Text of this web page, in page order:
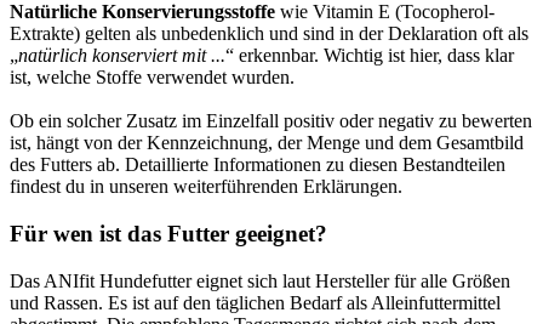
Natürliche Konservierungsstoffe wie Vitamin E (Tocopherol-
Extrakte) gelten als unbedenklich und sind in der Deklaration oft als
„natürlich konserviert mit ...“ erkennbar. Wichtig ist hier, dass klar
ist, welche Stoffe verwendet wurden.
Ob ein solcher Zusatz im Einzelfall positiv oder negativ zu bewerten
ist, hängt von der Kennzeichnung, der Menge und dem Gesamtbild
des Futters ab. Detaillierte Informationen zu diesen Bestandteilen
findest du in unseren weiterführenden Erklärungen.
Für wen ist das Futter geeignet?
Das ANIfit Hundefutter eignet sich laut Hersteller für alle Größen
und Rassen. Es ist auf den täglichen Bedarf als Alleinfuttermittel